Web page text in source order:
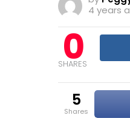
4 years
0
SHARES
5
shares